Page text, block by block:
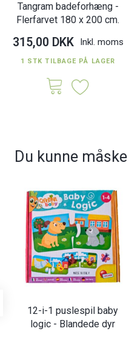
Tangram badeforhæng -
Flerfarvet 180 x 200 cm.
315,00 DKK Inkl. moms
1 STK TILBAGE PÅ LAGER
Du kunne
12-i-1 puslespil baby
logic - Blandede dyr